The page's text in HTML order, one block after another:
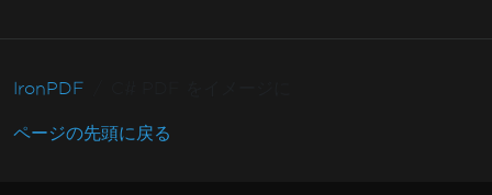
IronPDF
ページの先頭に戻る